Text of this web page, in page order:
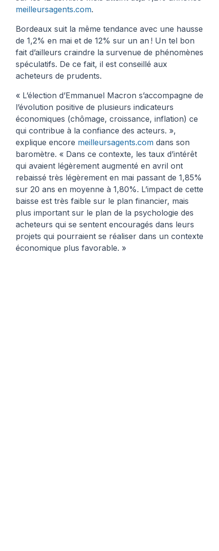
meilleursagents.com.
Bordeaux suit la même tendance avec une hausse
de 1,2% en mai et de 12% sur un an ! Un tel bon
fait d’ailleurs craindre la survenue de phénomènes
spéculatifs. De ce fait, il est conseillé aux
acheteurs de prudents.
« L’élection d’Emmanuel Macron s’accompagne de
l’évolution positive de plusieurs indicateurs
économiques (chômage, croissance, inflation) ce
qui contribue à la confiance des acteurs. »,
explique encore meilleursagents.com dans son
baromètre. « Dans ce contexte, les taux d’intérêt
qui avaient légèrement augmenté en avril ont
rebaissé très légèrement en mai passant de 1,85%
sur 20 ans en moyenne à 1,80%. L’impact de cette
baisse est très faible sur le plan financier, mais
plus important sur le plan de la psychologie des
acheteurs qui se sentent encouragés dans leurs
projets qui pourraient se réaliser dans un contexte
économique plus favorable. »